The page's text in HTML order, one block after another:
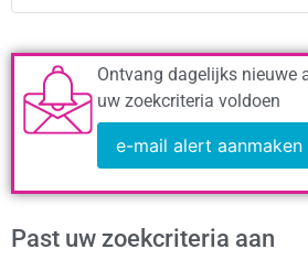
Ontvang dagelijks nieuwe
uw zoekcriteria voldoen
e-mail alert aanmaken
Past uw zoekcriteria aan